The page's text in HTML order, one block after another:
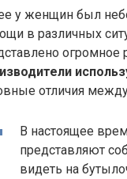
у женщин был
в различных
огромное
отличия
В настоящее
представляют
видеть на